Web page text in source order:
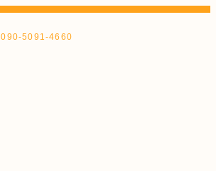
090-5091-4660